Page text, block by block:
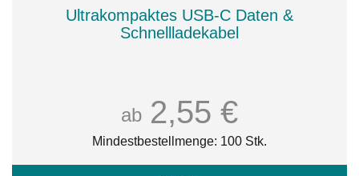
Ultrakompaktes USB-C Daten &
Schnellladekabel
ab 2,55 €
Mindestbestellmenge: 100 Stk.